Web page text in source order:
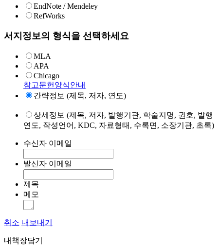
EndNote / Mendeley
RefWorks
서지정보의 형식을 선택하세요
MLA
APA
Chicago
참고문헌양식안내
간략정보 (제목, 저자, 연도)
상세정보 (제목, 저자, 발행기관, 학술지명, 권호, 발행
연도, 작성언어, KDC, 자료형태, 수록면, 소장기관, 초록)
수신자 이메일
발신자 이메일
제목
메모
취소 내보내기
내책장담기